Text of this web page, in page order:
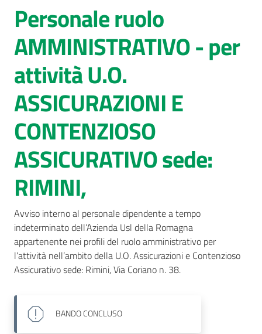
Servizi
Luoghi di
cura
AUSL
Comunica
Salta al contenuto
Personale ruolo
AMMINISTRATIVO - per
attività U.O.
ASSICURAZIONI E
CONTENZIOSO
ASSICURATIVO sede:
RIMINI,
Avviso interno al personale dipendente a tempo
indeterminato dell’Azienda Usl della Romagna
appartenente nei profili del ruolo amministrativo per
l’attività nell’ambito della U.O. Assicurazioni e Contenzioso
Assicurativo sede: Rimini, Via Coriano n. 38.
BANDOCONCLUSO